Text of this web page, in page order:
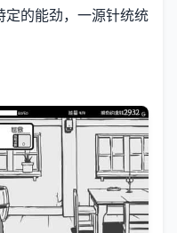
定的能劲，一源针统统